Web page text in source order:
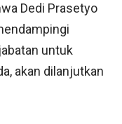
Dedi Prasetyo
untuk
akan dilanjutkan